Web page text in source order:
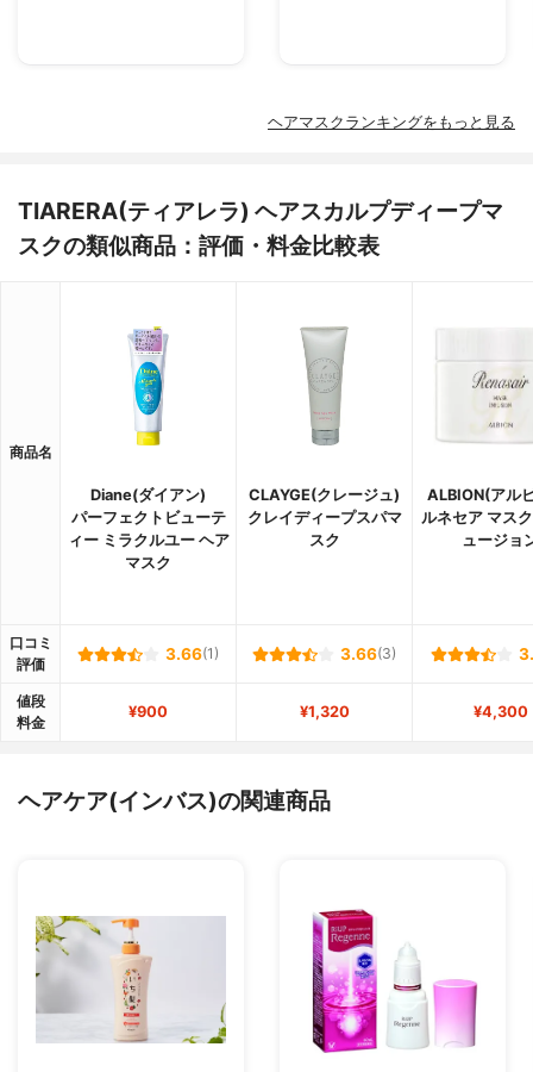
ヘアマスクランキングをもっと見る
TIARERA(ティアレラ) ヘアスカルプディープマ
スクの類似商品：評価・料金比較表
商品名
Diane(ダイアン)
パーフェクトビューテ
ィー ミラクルユー ヘア
マスク
CLAYGE(クレージュ)
クレイディープスパマ
スク
ALBION(アル
ルネセア マス
ュージョ
口コミ
評価
3.66(1) 3.66(3)
値段
料金
¥900 ¥1,320 ¥4,300
ヘアケア(インバス)の関連商品